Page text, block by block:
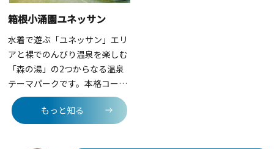
箱根小涌園ユネッサン
水着で遊ぶ「ユネッサン」エリ
アと裸でのんびり温泉を楽しむ
「森の湯」の2つからなる温泉
テーマパークです。本格コーヒ
ー風呂や絶景露天風呂、箱根で
唯一のウォータスライダーや流
れるプールもあります。更に不
もっと知る